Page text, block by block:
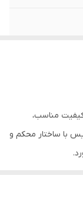
و کیفیت مناسب،
با ساختار محکم و